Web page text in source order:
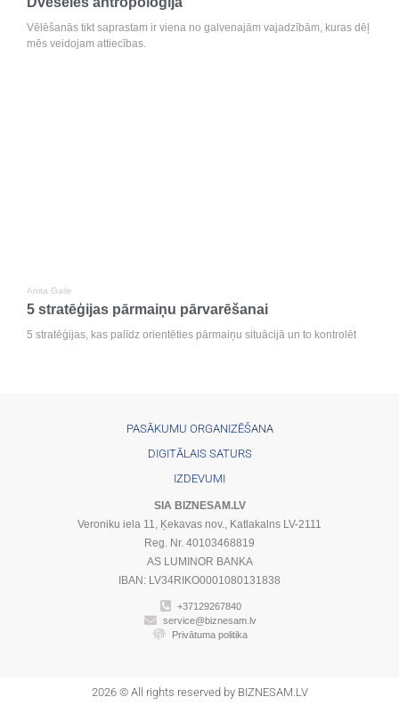
Vēlēšanās tikt saprastam ir viena no galvenajām vajadzībām, kuras dēļ
mēs veidojam attiecības.
Anita Gaile
5 stratēģijas pārmaiņu pārvarēšanai
5 stratēģijas, kas palīdz orientēties pārmaiņu situācijā un to kontrolēt
PASĀKUMU ORGANIZĒŠANA
DIGITĀLAIS SATURS
IZDEVUMI
SIA BIZNESAM.LV
Veroniku iela 11, Ķekavas nov., Katlakalns LV-2111
Reg. Nr. 40103468819
AS LUMINOR BANKA
IBAN: LV34RIKO0001080131838
+37129267840
service@biznesam.lv
Privātuma politika
2026 © All rights reserved by BIZNESAM.LV